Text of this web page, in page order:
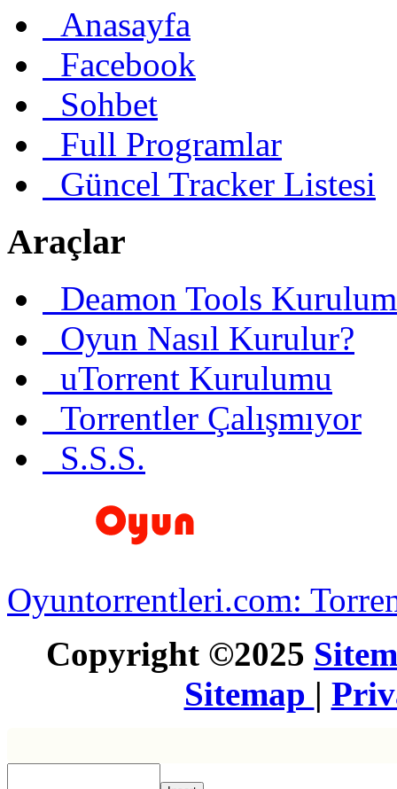
Anasayfa
Facebook
Sohbet
Full Programlar
Güncel Tracker Listesi
Araçlar
Deamon Tools
Oyun Nasıl Kurulur?
uTorrent Kurulumu
Torrentler Çalışmıyor
S.S.S.
Oyuntorrentleri.com:
Copyright ©2025
Sitemap |